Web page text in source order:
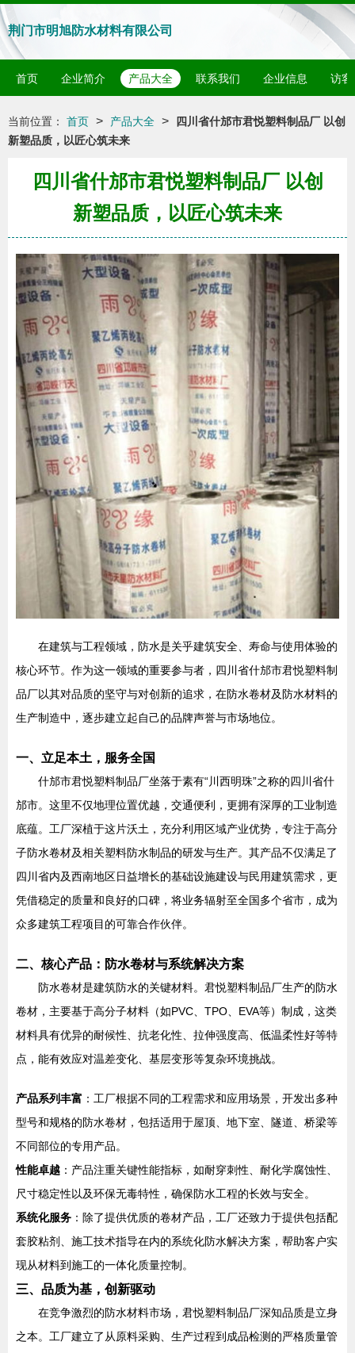
荆门市明旭防水材料有限公司
首页 企业简介 产品大全 联系我们 企业信息 访客
当前位置： 首页 > 产品大全 >
四川省什邡市君悦塑料制品厂 以创
新塑品质，以匠心筑未来
四川省什邡市君悦塑料制品厂 以创
新塑品质，以匠心筑未来
在建筑与工程领域，防水是关乎建筑安全、寿命与使用体验的
核心环节。作为这一领域的重要参与者，四川省什邡市君悦塑料制
品厂以其对品质的坚守与对创新的追求，在防水卷材及防水材料的
生产制造中，逐步建立起自己的品牌声誉与市场地位。
一、立足本土，服务全国
什邡市君悦塑料制品厂坐落于素有“川西明珠”之称的四川省什
邡市。这里不仅地理位置优越，交通便利，更拥有深厚的工业制造
底蕴。工厂深植于这片沃土，充分利用区域产业优势，专注于高分
子防水卷材及相关塑料防水制品的研发与生产。其产品不仅满足了
四川省内及西南地区日益增长的基础设施建设与民用建筑需求，更
凭借稳定的质量和良好的口碑，将业务辐射至全国多个省市，成为
众多建筑工程项目的可靠合作伙伴。
二、核心产品：防水卷材与系统解决方案
防水卷材是建筑防水的关键材料。君悦塑料制品厂生产的防水
卷材，主要基于高分子材料（如PVC、TPO、EVA等）制成，这类
材料具有优异的耐候性、抗老化性、拉伸强度高、低温柔性好等特
点，能有效应对温差变化、基层变形等复杂环境挑战。
产品系列丰富 ：工厂根据不同的工程需求和应用场景，开发出多种
型号和规格的防水卷材，包括适用于屋顶、地下室、隧道、桥梁等
不同部位的专用产品。
性能卓越 ：产品注重关键性能指标，如耐穿刺性、耐化学腐蚀性、
尺寸稳定性以及环保无毒特性，确保防水工程的长效与安全。
系统化服务 ：除了提供优质的卷材产品，工厂还致力于提供包括配
套胶粘剂、施工技术指导在内的系统化防水解决方案，帮助客户实
现从材料到施工的一体化质量控制。
三、品质为基，创新驱动
在竞争激烈的防水材料市场，君悦塑料制品厂深知品质是立身
之本。工厂建立了从原料采购、生产过程到成品检测的严格质量管